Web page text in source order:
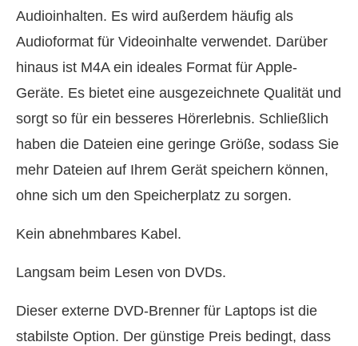
Audioinhalten. Es wird außerdem häufig als
Audioformat für Videoinhalte verwendet. Darüber
hinaus ist M4A ein ideales Format für Apple-
Geräte. Es bietet eine ausgezeichnete Qualität und
sorgt so für ein besseres Hörerlebnis. Schließlich
haben die Dateien eine geringe Größe, sodass Sie
mehr Dateien auf Ihrem Gerät speichern können,
ohne sich um den Speicherplatz zu sorgen.
Kein abnehmbares Kabel.
Langsam beim Lesen von DVDs.
Dieser externe DVD-Brenner für Laptops ist die
stabilste Option. Der günstige Preis bedingt, dass